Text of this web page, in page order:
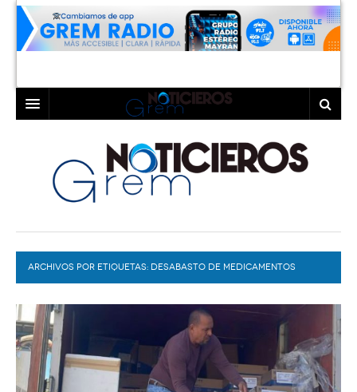
LAGUNA
TORREÓN
GÓMEZ PALACIO
LERDO
COAHUILA
DURANGO
DEPORTES
EXA
EL EXACTO
GLOBO
COLABORADORES
PC29
ACTUALIDADES GREM
ARCHIVOS POR ETIQUETAS: DESABASTO DE MEDICAMENTOS